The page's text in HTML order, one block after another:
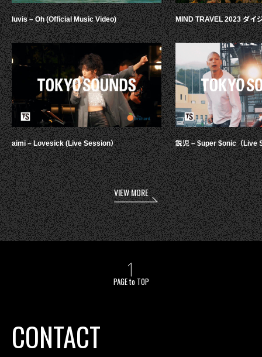
luvis – Oh (Official Music Video)
aimi – Lovesick (Live Session）
MIND TRAVEL 2023 ダイ
鋭児 – $uper $onic（Live
VIEW MORE
PAGE to TOP
CONTACT